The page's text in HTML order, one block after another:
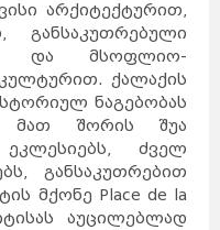
არქიტექტურით,
განსაკუთრებული
და მსოფლიო-
ქალაქის
ნაგებობას
მათ შორის შუა
ეკლესიებს, ძველ
განსაკუთრებით
მქონე Place de la
აუცილებლად